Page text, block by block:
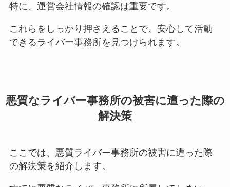
特に、運営会社情報の確認は重要です。
これらをしっかり押さえることで、安心して活動
できるライバー事務所を見つけられます。
悪質なライバー事務所の被害に遭った際の
解決策
ここでは、悪質ライバー事務所の被害に遭った際
の解決策を紹介します。